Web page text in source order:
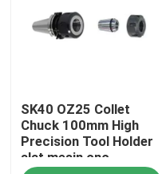
SK40 OZ25 Collet
Chuck 100mm High
Precision Tool Holder
alat mesin cnc